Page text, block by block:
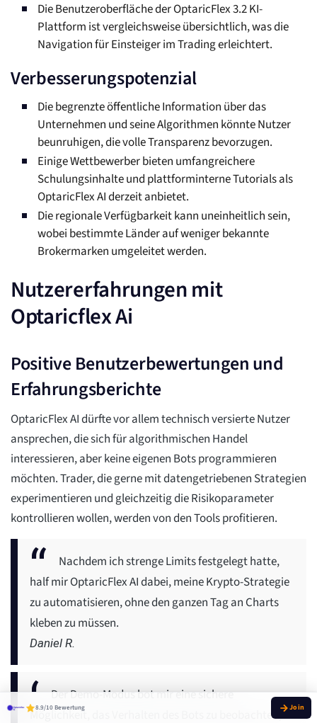
Die Benutzeroberfläche der OptaricFlex 3.2 KI-
Plattform ist vergleichsweise übersichtlich, was die
Navigation für Einsteiger im Trading erleichtert.
Verbesserungspotenzial
Die begrenzte öffentliche Information über das
Unternehmen und seine Algorithmen könnte Nutzer
beunruhigen, die volle Transparenz bevorzugen.
Einige Wettbewerber bieten umfangreichere
Schulungsinhalte und plattforminterne Tutorials als
OptaricFlex AI derzeit anbietet.
Die regionale Verfügbarkeit kann uneinheitlich sein,
wobei bestimmte Länder auf weniger bekannte
Brokermarken umgeleitet werden.
Nutzererfahrungen mit
Optaricflex Ai
Positive Benutzerbewertungen und
Erfahrungsberichte
OptaricFlex AI dürfte vor allem technisch versierte Nutzer
ansprechen, die sich für algorithmischen Handel
interessieren, aber keine eigenen Bots programmieren
möchten. Trader, die gerne mit datengetriebenen Strategien
experimentieren und gleichzeitig die Risikoparameter
kontrollieren wollen, werden von den Tools profitieren.
Nachdem ich strenge Limits festgelegt hatte,
half mir OptaricFlex AI dabei, meine Krypto-Strategie
zu automatisieren, ohne den ganzen Tag an Charts
kleben zu müssen.
Daniel R.
Der Demo-Modus bot mir eine sichere
Möglichkeit, das Verhalten des Bots zu beobachten,
8.9/10 Bewertung